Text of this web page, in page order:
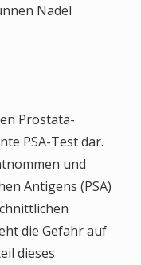
Nadel
Prostata-
PSA-Test dar.
und
Antigens (PSA)
die Gefahr auf
dieses